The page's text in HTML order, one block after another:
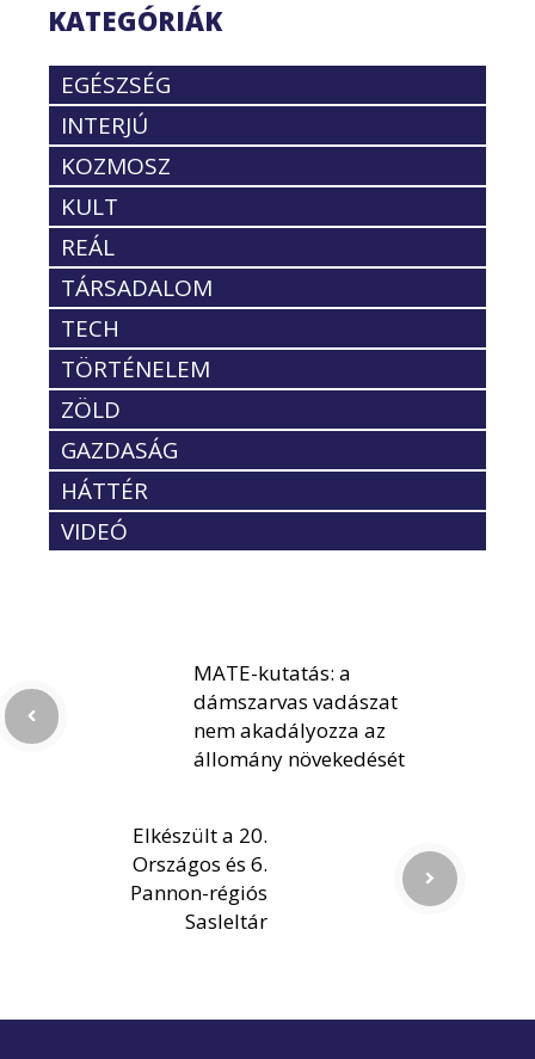
KATEGÓRIÁK
EGÉSZSÉG
INTERJÚ
KOZMOSZ
KULT
REÁL
TÁRSADALOM
TECH
TÖRTÉNELEM
ZÖLD
GAZDASÁG
HÁTTÉR
VIDEÓ
MATE-kutatás: a
dámszarvas vadászat
nem akadályozza az
állomány növekedését
Elkészült a 20.
Országos és 6.
Pannon-régiós
Sasleltár